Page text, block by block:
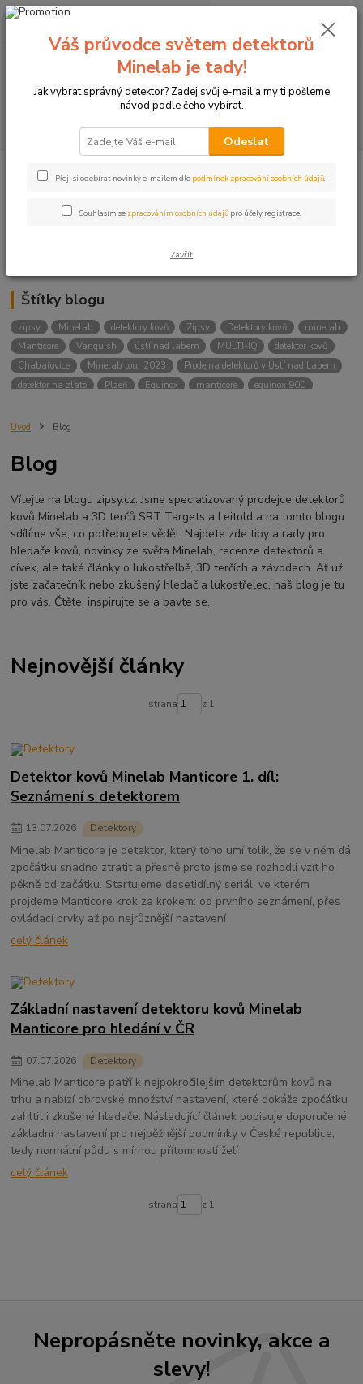
+420774877333
0 Kč
Kategorie blogu
Detektory
Štítky blogu
zipsy Minelab detektory kovů Zipsy Detektory kovů
minelab
Manticore
Vanquish ústí nad labem MULTI-IQ
detektor kovů
Chabařovice
Minelab tour 2023
Prodejna detektorů v Ústí nad Labem
detektor na zlato
Plzeň Equinox manticore
equinox 900
Sraz detektorářů
ÚSTÍ NAD LABEM
Jídlo na cesty
Mníšek u Liberece Karlovy Vary
Equinox 900
Soutěž o detektor
Severní Čechy
hledání pokladů
technologie Multi IQ
Úvod Blog
Blog
Vítejte na blogu zipsy.cz. Jsme specializovaný prodejce detektorů
kovů Minelab a 3D terčů SRT Targets a Leitold a na tomto blogu
sdílíme vše, co potřebujete vědět. Najdete zde tipy a rady pro
hledače kovů, novinky ze světa Minelab, recenze detektorů a
cívek, ale také články o lukostřelbě, 3D terčích a závodech. Ať už
jste začátečník nebo zkušený hledač a lukostřelec, náš blog je tu
pro vás. Čtěte, inspirujte se a bavte se.
Nejnovější články
strana z 1
Detektor kovů Minelab Manticore 1. díl:
Seznámení s detektorem
13.07.2026 Detektory
Minelab Manticore je detektor, který toho umí tolik, že se v něm dá
zpočátku snadno ztratit a přesně proto jsme se rozhodli vzít ho
pěkně od začátku. Startujeme desetidílný seriál, ve kterém
projdeme Manticore krok za krokem: od prvního seznámení, přes
ovládací prvky až po nejrůznější nastavení
celý článek
Základní nastavení detektoru kovů Minelab
Manticore pro hledání v ČR
07.07.2026 Detektory
Minelab Manticore patří k nejpokročilejším detektorům kovů na
trhu a nabízí obrovské množství nastavení, které dokáže zpočátku
zahltit i zkušené hledače. Následující článek popisuje doporučené
základní nastavení pro nejběžnější podmínky v České republice,
tedy normální půdu s mírnou přítomností želí
celý článek
strana z 1
Nepropásněte novinky, akce a
slevy!
Váš průvodce světem detektorů
Minelab je tady!
Jak vybrat správný detektor? Zadej svůj e-mail a my ti pošleme
návod podle čeho vybírat.
Odeslat
Přeji si odebírat novinky e-mailem dle podmínek zpracování osobních údajů.
Souhlasím se zpracováním osobních údajů pro účely registrace.
Zavřít